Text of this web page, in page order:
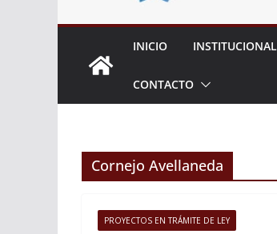
INICIO INSTITUCIONAL
CONTACTO
Cornejo Avellaneda
PROYECTOS EN TRÁMITE DE LEY